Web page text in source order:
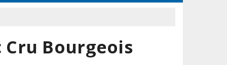
Cru Bourgeois